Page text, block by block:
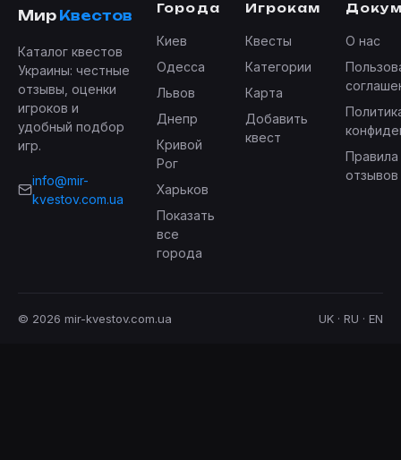
Мир Квестов
Каталог квестов
Украины: честные
отзывы, оценки
игроков и
удобный подбор
игр.
info@mir-
kvestov.com.ua
Города
Киев
Одесса
Львов
Днепр
Кривой
Рог
Харьков
Показать
все
города
Игрокам
Квесты
Категории
Карта
Добавить
квест
О нас
отзывов
© 2026 mir-kvestov.com.ua UK · RU · EN